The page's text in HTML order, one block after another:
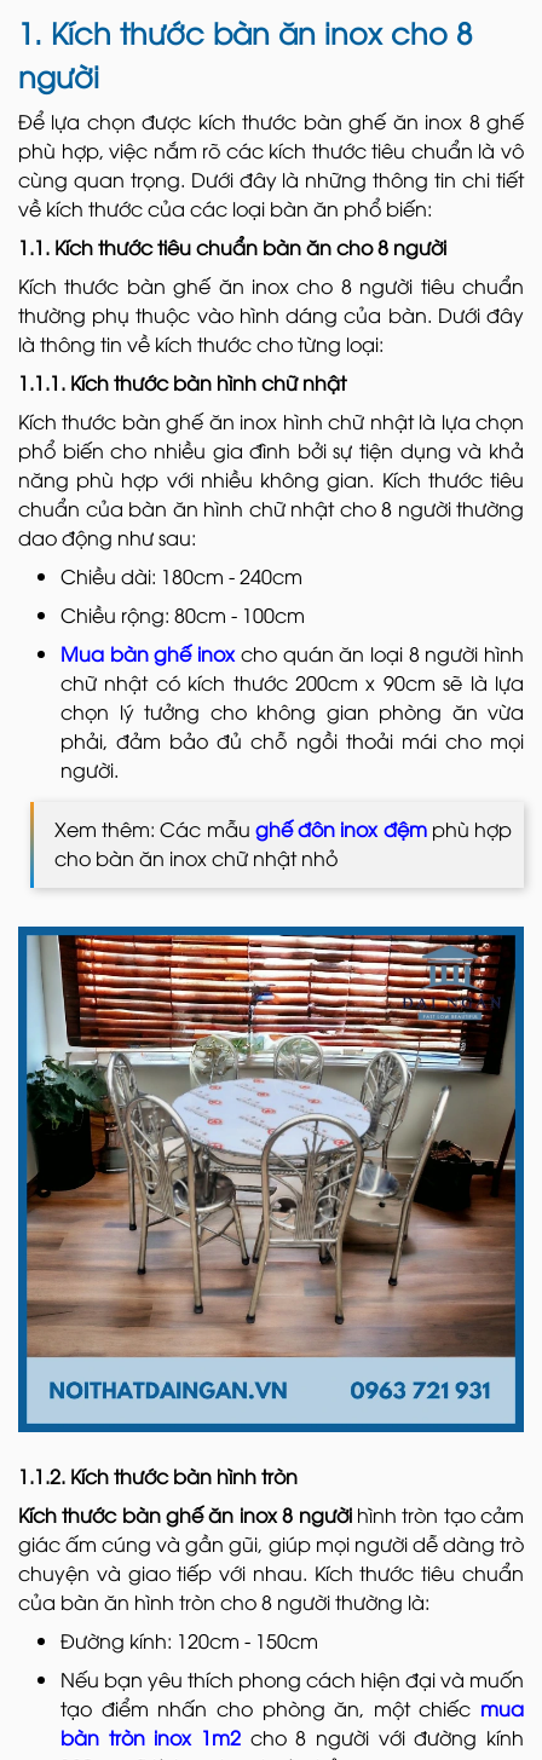
1. Kích thước bàn ăn inox cho 8
người
Để lựa chọn được kích thước bàn ghế ăn inox 8 ghế
phù hợp, việc nắm rõ các kích thước tiêu chuẩn là vô
cùng quan trọng. Dưới đây là những thông tin chi tiết
về kích thước của các loại bàn ăn phổ biến:
1.1. Kích thước tiêu chuẩn bàn ăn cho 8 người
Kích thước bàn ghế ăn inox cho 8 người tiêu chuẩn
thường phụ thuộc vào hình dáng của bàn. Dưới đây
là thông tin về kích thước cho từng loại:
1.1.1. Kích thước bàn hình chữ nhật
Kích thước bàn ghế ăn inox hình chữ nhật là lựa chọn
phổ biến cho nhiều gia đình bởi sự tiện dụng và khả
năng phù hợp với nhiều không gian. Kích thước tiêu
chuẩn của bàn ăn hình chữ nhật cho 8 người thường
dao động như sau:
Chiều dài: 180cm - 240cm
Chiều rộng: 80cm - 100cm
Mua bàn ghế inoxcho quán ăn loại 8 người hình
chữ nhật có kích thước 200cm x 90cm sẽ là lựa
chọn lý tưởng cho không gian phòng ăn vừa
phải, đảm bảo đủ chỗ ngồi thoải mái cho mọi
người.
Xem thêm: Các mẫu ghế đôn inox đệmphù hợp
cho bàn ăn inox chữ nhật nhỏ
1.1.2. Kích thước bàn hình tròn
Kích thước bàn ghế ăn inox 8 ngườihình tròn tạo cảm
giác ấm cúng và gần gũi, giúp mọi người dễ dàng trò
chuyện và giao tiếp với nhau. Kích thước tiêu chuẩn
của bàn ăn hình tròn cho 8 người thường là:
Đường kính: 120cm - 150cm
Nếu bạn yêu thích phong cách hiện đại và muốn
tạo điểm nhấn cho phòng ăn, một chiếc mua
bàn tròn inox 1m2 cho 8 người với đường kính